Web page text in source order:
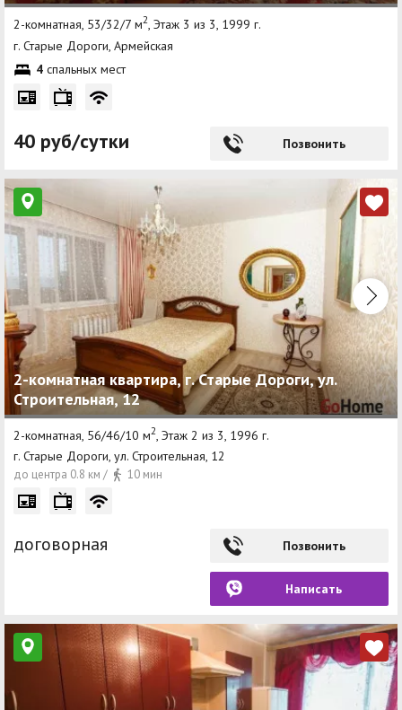
2-комнатная, 53/32/7 м2, Этаж 3 из 3, 1999 г.
г. Старые Дороги, Армейская
4 спальных мест
40 руб/сутки Позвонить
2-комнатная квартира, г. Старые Дороги, ул.
Строительная, 12
2-комнатная, 56/46/10 м2 , Этаж 2 из 3, 1996 г.
г. Старые Дороги, ул. Строительная, 12
до центра 0.8 км / 10 мин
договорная Позвонить
Написать